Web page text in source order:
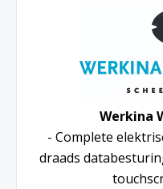
Werkina
- Complete
draads